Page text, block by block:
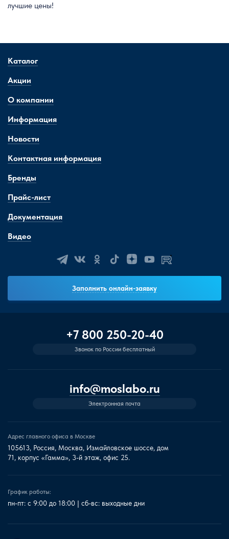
лучшие цены!
Каталог
Акции
О компании
Информация
Новости
Контактная информация
Бренды
Прайс-лист
Документация
Видео
Заполнить онлайн-заявку
+7 800 250-20-40
Звонок по России бесплатный
info@moslabo.ru
Электронная почта
Адрес главного офиса в Москве
105613, Россия, Москва, Измайловское шоссе, дом
71, корпус «Гамма», 3-й этаж, офис 25.
График работы:
пн-пт: с 9:00 до 18:00 | сб-вс: выходные дни